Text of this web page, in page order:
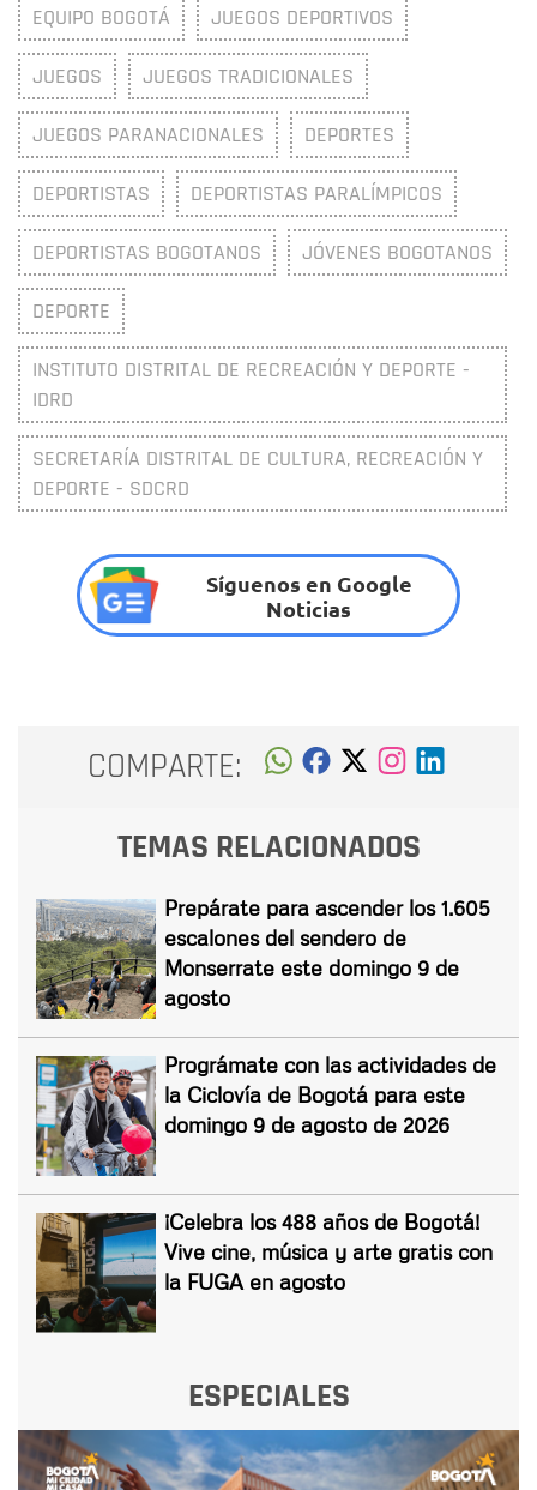
EQUIPO BOGOTÁ JUEGOS DEPORTIVOS
JUEGOS JUEGOS TRADICIONALES
JUEGOS PARANACIONALES DEPORTES
DEPORTISTAS DEPORTISTAS PARALÍMPICOS
DEPORTISTAS BOGOTANOS JÓVENES BOGOTANOS
DEPORTE
INSTITUTO DISTRITAL DE RECREACIÓN Y DEPORTE -
IDRD
SECRETARÍA DISTRITAL DE CULTURA, RECREACIÓN Y
DEPORTE - SDCRD
Síguenos en Google
Noticias
COMPARTE:
TEMAS RELACIONADOS
Prepárate para ascender los 1.605
escalones del sendero de
Monserrate este domingo 9 de
agosto
Prográmate con las actividades de
la Ciclovía de Bogotá para este
domingo 9 de agosto de 2026
¡Celebra los 488 años de Bogotá!
Vive cine, música y arte gratis con
la FUGA en agosto
ESPECIALES